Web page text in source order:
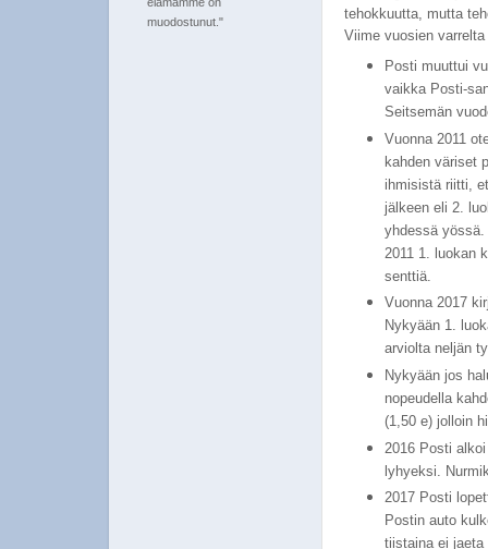
tehokkuutta, mutta
Viime vuosien
Posti muuttui
vaikka Posti-
Seitsemän
Vuonna 2011
kahden väriset
ihmisistä riitti,
jälkeen eli 2.
yhdessä
2011 1. luokan
senttiä.
Vuonna 2017
Nykyään 1.
arviolta neljän
Nykyään jos
nopeudella
(1,50 e) jolloin
2016 Posti
lyhyeksi.
2017 Posti
Postin auto
tiistaina ei jaeta
muodostunut."